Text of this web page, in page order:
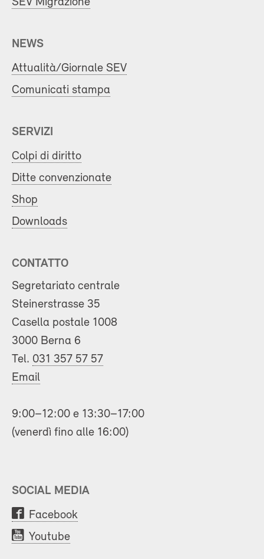
NEWS
Attualità/Giornale SEV
Comunicati stampa
SERVIZI
Colpi di diritto
Ditte convenzionate
Shop
Downloads
CONTATTO
Segretariato centrale
Steinerstrasse 35
Casella postale 1008
3000 Berna 6
Tel. 031 357 57 57
Email
9:00–12:00 e 13:30–17:00
(venerdì fino alle 16:00)
SOCIAL MEDIA
Facebook
Youtube